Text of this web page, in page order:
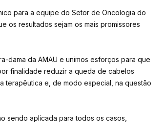
para a equipe do Setor de Oncologia do
os resultados sejam os mais promissores
dama da AMAU e unimos esforços para que
finalidade reduzir a queda de cabelos
terapêutica e, de modo especial, na questão
sendo aplicada para todos os casos,